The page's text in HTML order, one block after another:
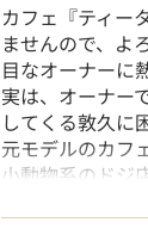
カフェ『ティー
ませんので、よ
目なオーナーに
実は、オーナー
してくる敦久に
元モデルのカフ
小動物系のドジ
しまう朔哉。
第3話 失恋した